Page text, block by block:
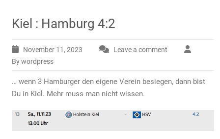
Kiel : Hamburg 4:2
November 11, 2023
Leave a comment
By wordpress
… wenn 3 Hamburger den eigene Verein besiegen, dann bist
Du in Kiel. Mehr muss man nicht wissen.